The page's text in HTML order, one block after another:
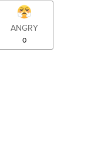
ANGRY
0